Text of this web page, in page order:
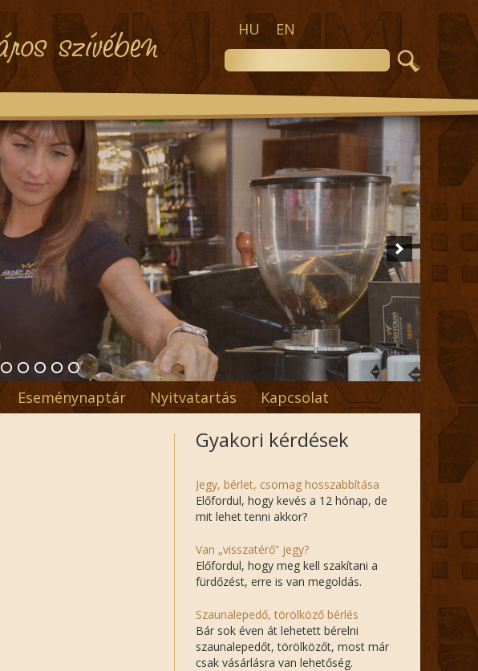
HU EN
Eseménynaptár Nyitvatartás Kapcsolat
Gyakori kérdések
Jegy, bérlet, csomag hosszabbítása
Előfordul, hogy kevés a 12 hónap, de
mit lehet tenni akkor?
Van „visszatérő” jegy?
Előfordul, hogy meg kell szakítani a
fürdőzést, erre is van megoldás.
Szaunalepedő, törölköző bérlés
Bár sok éven át lehetett bérelni
szaunalepedőt, törölközőt, most már
csak vásárlásra van lehetőség.